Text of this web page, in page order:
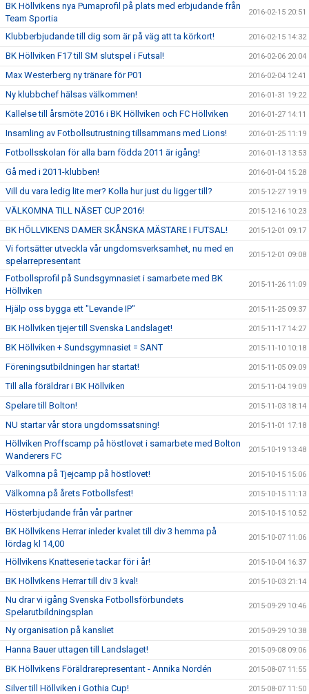
BK Höllvikens nya Pumaprofil på plats med erbjudande från
Team Sportia
2016-02-15 20:51
Klubberbjudande till dig som är på väg att ta körkort! 2016-02-15 14:32
BK Höllviken F17 till SM slutspel i Futsal! 2016-02-06 20:04
Max Westerberg ny tränare för P01 2016-02-04 12:41
Ny klubbchef hälsas välkommen! 2016-01-31 19:22
Kallelse till årsmöte 2016 i BK Höllviken och FC Höllviken 2016-01-27 14:11
Insamling av Fotbollsutrustning tillsammans med Lions! 2016-01-25 11:19
Fotbollsskolan för alla barn födda 2011 är igång! 2016-01-13 13:53
Gå med i 2011-klubben! 2016-01-04 15:28
Vill du vara ledig lite mer? Kolla hur just du ligger till? 2015-12-27 19:19
VÄLKOMNA TILL NÄSET CUP 2016! 2015-12-16 10:23
BK HÖLLVIKENS DAMER SKÅNSKA MÄSTARE I FUTSAL! 2015-12-01 09:17
Vi fortsätter utveckla vår ungdomsverksamhet, nu med en
spelarrepresentant
2015-12-01 09:08
Fotbollsprofil på Sundsgymnasiet i samarbete med BK
Höllviken
2015-11-26 11:09
Hjälp oss bygga ett "Levande IP" 2015-11-25 09:37
BK Höllviken tjejer till Svenska Landslaget! 2015-11-17 14:27
BK Höllviken + Sundsgymnasiet = SANT 2015-11-10 10:18
Föreningsutbildningen har startat! 2015-11-05 09:09
Till alla föräldrar i BK Höllviken 2015-11-04 19:09
Spelare till Bolton! 2015-11-03 18:14
NU startar vår stora ungdomssatsning! 2015-11-01 17:18
Höllviken Proffscamp på höstlovet i samarbete med Bolton
Wanderers FC
2015-10-19 13:48
Välkomna på Tjejcamp på höstlovet! 2015-10-15 15:06
Välkomna på årets Fotbollsfest! 2015-10-15 11:13
Hösterbjudande från vår partner 2015-10-15 10:52
BK Höllvikens Herrar inleder kvalet till div 3 hemma på
lördag kl 14,00
2015-10-07 11:06
Höllvikens Knatteserie tackar för i år! 2015-10-04 16:37
BK Höllvikens Herrar till div 3 kval! 2015-10-03 21:14
Nu drar vi igång Svenska Fotbollsförbundets
Spelarutbildningsplan
2015-09-29 10:46
Ny organisation på kansliet 2015-09-29 10:38
Hanna Bauer uttagen till Landslaget! 2015-09-08 09:06
BK Höllvikens Föräldrarepresentant - Annika Nordén 2015-08-07 11:55
Silver till Höllviken i Gothia Cup! 2015-08-07 11:50